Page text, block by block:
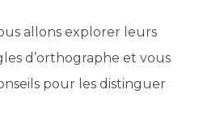
allons explorer leurs
d’orthographe et vous
pour les distinguer